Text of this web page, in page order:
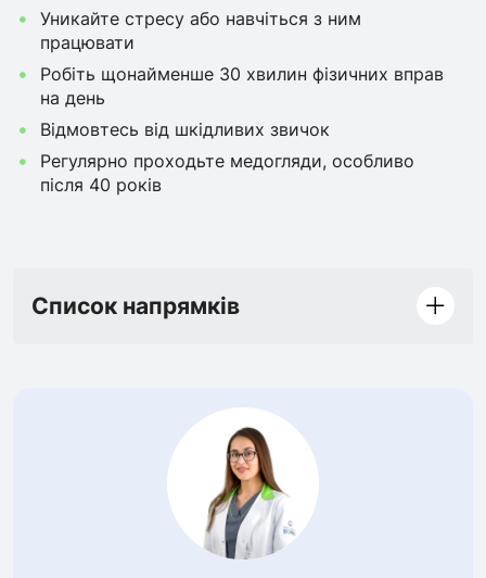
Уникайте стресу або навчіться з ним
працювати
Робіть щонайменше 30 хвилин фізичних вправ
на день
Відмовтесь від шкідливих звичок
Регулярно проходьте медогляди, особливо
після 40 років
Список напрямків